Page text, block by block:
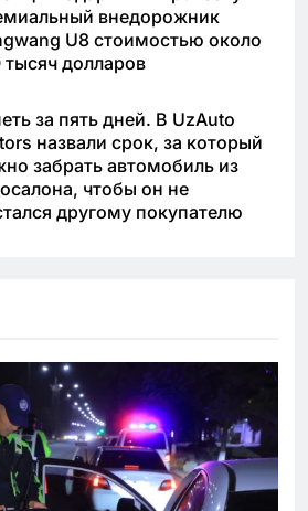
внедорожник
U8 стоимостью около
тысяч долларов
за пять дней. В UzAuto
назвали срок, за который
забрать автомобиль из
чтобы он не
другому покупателю